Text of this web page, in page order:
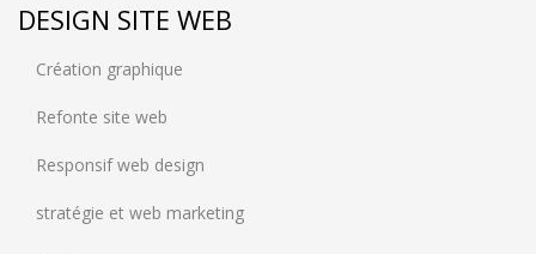
DESIGN SITE WEB
Création graphique
Refonte site web
Responsif web design
stratégie et web marketing